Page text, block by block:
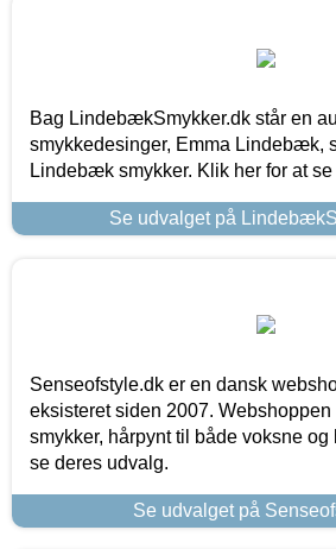
Bag LindebækSmykker.dk står en
smykkedesinger, Emma Lindebæk,
Lindebæk smykker. Klik her for at
Se udvalget på
Senseofstyle.dk er en dansk
eksisteret siden 2007. Webshoppen
smykker, hårpynt til både voksne og
se deres udvalg.
Se udvalget på